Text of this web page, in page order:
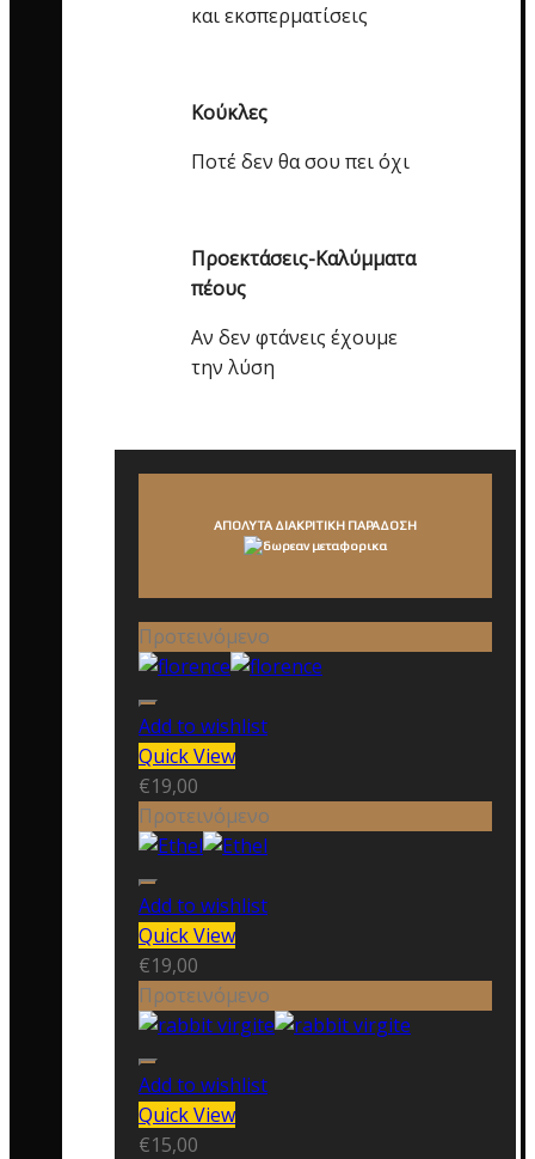
και εκσπερματίσεις
Κούκλες
Ποτέ δεν θα σου πει όχι
Προεκτάσεις-Καλύμματα
πέους
Αν δεν φτάνεις έχουμε
την λύση
ΑΠΟΛΥΤΑ ΔΙΑΚΡΙΤΙΚΗ ΠΑΡΑΔΟΣΗ
Προτεινόμενο
Add to wishlist
Quick View
€19,00
Προτεινόμενο
Add to wishlist
Quick View
€19,00
Προτεινόμενο
Add to wishlist
Quick View
€15,00